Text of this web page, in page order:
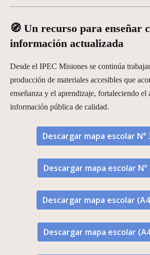
🧭 Un recurso para enseñar
información actualizada
Desde el IPEC Misiones se continúa
producción de materiales accesibles que
enseñanza y el aprendizaje, fortaleciendo el
información pública de calidad.
Descargar mapa escolar N°
Descargar mapa escolar N°
Descargar mapa escolar
Descargar mapa escolar